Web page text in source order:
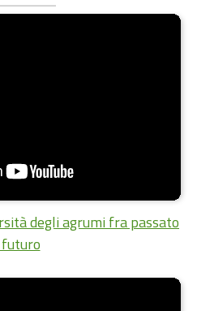
degli agrumi fra passato